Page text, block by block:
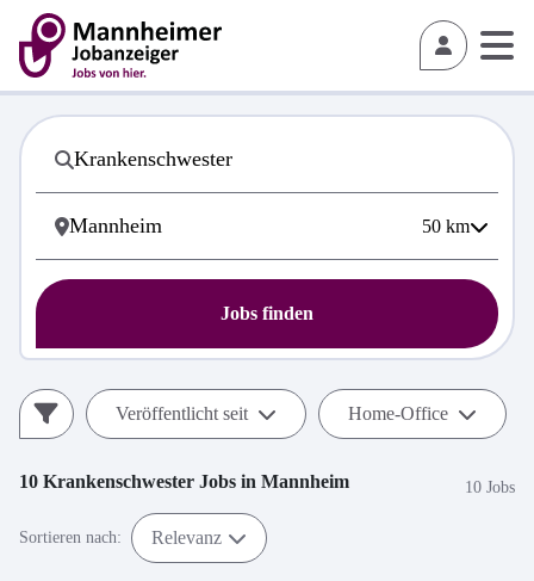
50 km
Jobs finden
Veröffentlicht seit Home-Office
10 Krankenschwester Jobs in Mannheim 10 Jobs
Sortieren nach: Relevanz